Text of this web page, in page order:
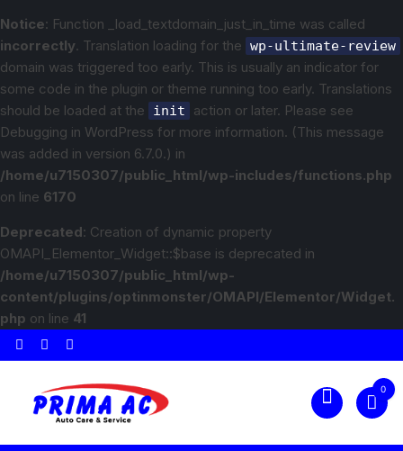
Notice: Function _load_textdomain_just_in_time was called
incorrectly. Translation loading for the wp-ultimate-review
domain was triggered too early. This is usually an indicator for
some code in the plugin or theme running too early. Translations
should be loaded at the
init
action or later. Please see
Debugging in WordPress for more information. (This message
was added in version 6.7.0.) in
/home/u7150307/public_html/wp-includes/functions.php
on line 6170
Deprecated: Creation of dynamic property
OMAPI_Elementor_Widget::$base is deprecated in
/home/u7150307/public_html/wp-
content/plugins/optinmonster/OMAPI/Elementor/Widget.
php on line 41
0